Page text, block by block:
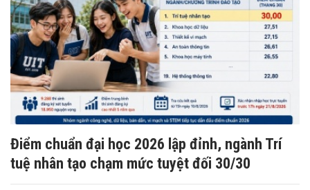
Điểm chuẩn đại học 2026 lập đỉnh, ngành Trí
tuệ nhân tạo chạm mức tuyệt đối 30/30